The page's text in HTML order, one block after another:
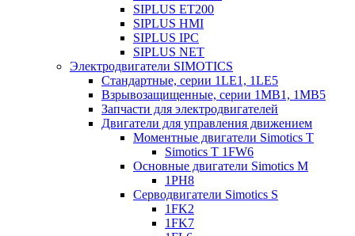
SIPLUS ET200
SIPLUS HMI
SIPLUS IPC
SIPLUS NET
Электродвигатели SIMOTICS
Стандартные, серии 1LE1, 1LE5
Взрывозащищенные, серии 1MB1, 1MB5
Запчасти для электродвигателей
Двигатели для управления движением
Моментные двигатели Simotics T
Simotics T 1FW6
Основные двигатели Simotics M
1PH8
Серводвигатели Simotics S
1FK2
1FK7